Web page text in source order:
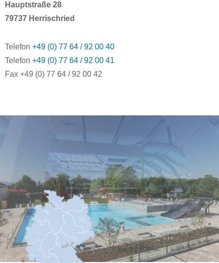
Hauptstraße 28
79737 Herrischried
Telefon +49 (0) 77 64 / 92 00 40
Telefon +49 (0) 77 64 / 92 00 41
Fax +49 (0) 77 64 / 92 00 42